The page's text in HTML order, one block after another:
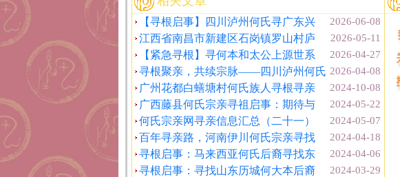
2026-06-08
【寻根启事】四川泸州何氏寻广东兴
2026-05-11
江西省南昌市新建区石岗镇罗山村庐
2026-04-27
【紧急寻根】寻何本和太公上源世系
2026-04-08
寻根聚亲，共续宗脉——四川泸州何氏
2024-10-08
广州花都白蟮塘村何氏族人寻根寻亲
2024-05-22
广西藤县何氏宗亲寻祖启事：期待与
2024-05-07
何氏宗亲网寻亲信息汇总（二十一）
2024-04-18
百年寻亲路，河南伊川何氏宗亲寻找
2024-04-06
寻根启事：马来西亚何氏后裔寻找东
2024-03-29
寻根启事：寻找山东历城何大本后裔